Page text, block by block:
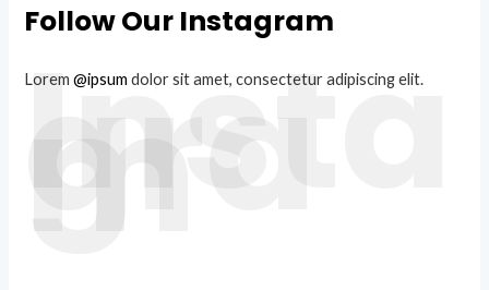
Follow Our Instagram
Lorem@ipsum dolor sit amet, consectetur adipiscing elit.
Insta
gra
m